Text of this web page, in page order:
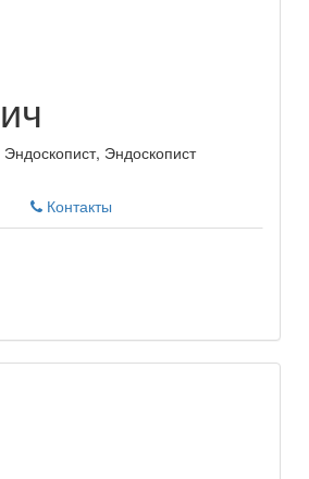
Эндоскопист
Контакты